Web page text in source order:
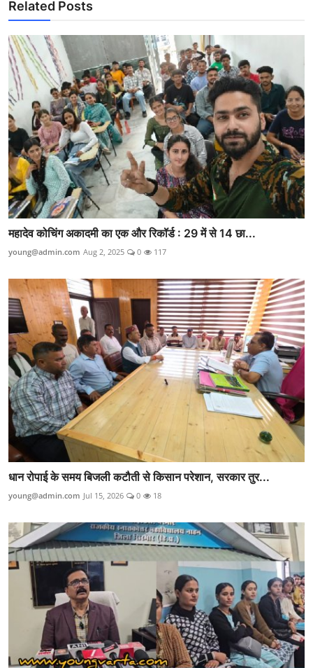
Related Posts
महादेव कोचिंग अकादमी का एक और रिकॉर्ड : 29 में से 14 छा...
young@admin.com Aug 2, 2025 0 117
धान रोपाई के समय बिजली कटौती से किसान परेशान, सरकार तुर...
young@admin.com Jul 15, 2026 0 18